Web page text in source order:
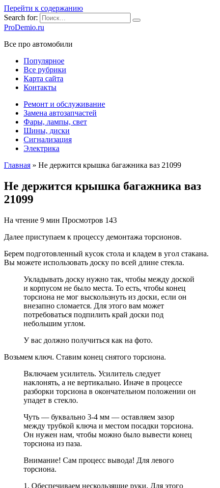
Перейти к содержанию
Search for:
ProDemio.ru
Все про автомобили
Популярное
Все рубрики
Карта сайта
Контакты
Ремонт и обслуживание
Замена автозапчастей
Фары, лампы, свет
Шины, диски
Сигнализация
Электрика
Главная » Не держится крышка багажника ваз 21099
Не держится крышка багажника ваз
21099
На чтение 9 мин Просмотров 143
Далее приступаем к процессу демонтажа торсионов.
Берем подготовленный кусок стола и кладем в угол стакана.
Вы можете использовать доску по всей длине стекла.
Укладывать доску нужно так, чтобы между доской
и корпусом не было места. То есть, чтобы конец
торсиона не мог выскользнуть из доски, если он
внезапно сломается. Для этого вам может
потребоваться подпилить край доски под
небольшим углом.
У вас должно получиться как на фото.
Возьмем ключ. Ставим конец снятого торсиона.
Включаем усилитель. Усилитель следует
наклонять, а не вертикально. Иначе в процессе
разборки торсиона в окончательном положении он
упадет в стекло.
Чуть — буквально 3-4 мм — оставляем зазор
между трубкой ключа и местом посадки торсиона.
Он нужен нам, чтобы можно было вывести конец
торсиона из паза.
Внимание! Сам процесс вывода! Для левого
торсиона.
1. Обеспечиваем нескользящие руки. Для этого